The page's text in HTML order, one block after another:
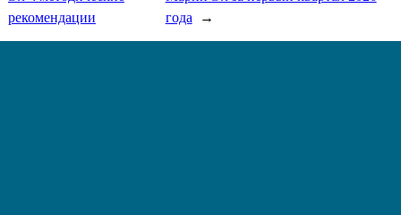
рекомендации
года
→